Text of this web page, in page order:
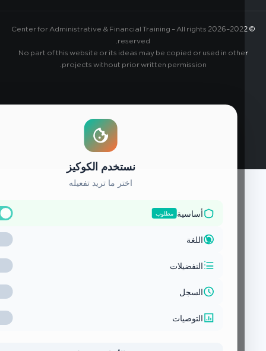
2026
Center for Administrative & Financial Training – All rights
reserved.
No part of this website or its ideas may be copied or used in
projects without prior written permission.